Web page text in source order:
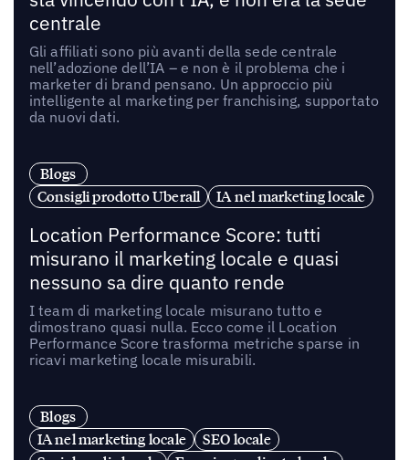
centrale
Gli affiliati sono più avanti della sede centrale
nell’adozione dell’IA – e non è il problema che i
marketer di brand pensano. Un approccio più
intelligente al marketing per franchising, supportato
da nuovi dati.
Blogs
Consigli prodotto Uberall
IA nel marketing locale
Location Performance Score: tutti
misurano il marketing locale e quasi
nessuno sa dire quanto rende
I team di marketing locale misurano tutto e
dimostrano quasi nulla. Ecco come il Location
Performance Score trasforma metriche sparse in
ricavi marketing locale misurabili.
Blogs
IA nel marketing locale
SEO locale